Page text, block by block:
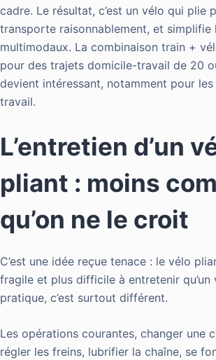
cadre. Le résultat, c’est un vélo qui plie
transporte raisonnablement, et simplifie
multimodaux. La combinaison train +
pour des trajets domicile-travail de 20
devient intéressant, notamment pour
travail.
L’entretien d’un
pliant : moins
qu’on ne le croit
C’est une idée reçue tenace : le vélo
fragile et plus difficile à entretenir qu’un
pratique, c’est surtout différent.
Les opérations courantes, changer une
régler les freins, lubrifier la chaîne, se